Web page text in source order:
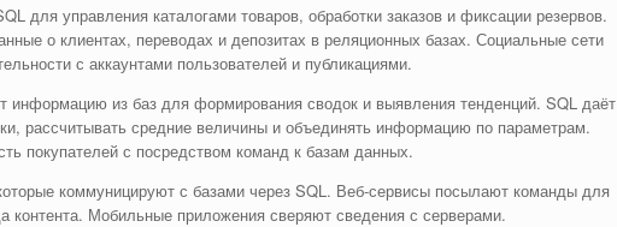
для управления каталогами товаров, обработки заказов и фиксации резервов.
о клиентах, переводах и депозитах в реляционных базах. Социальные сети
с аккаунтами пользователей и публикациями.
информацию из баз для формирования сводок и выявления тенденций. SQL даёт
рассчитывать средние величины и объединять информацию по параметрам.
покупателей с посредством команд к базам данных.
коммуницируют с базами через SQL. Веб-сервисы посылают команды для
контента. Мобильные приложения сверяют сведения с серверами.